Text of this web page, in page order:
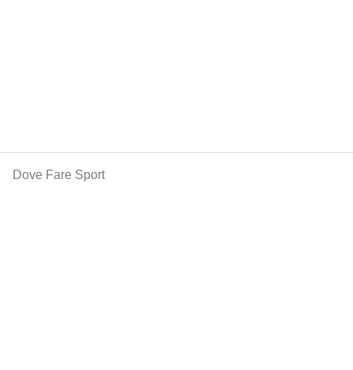
Dove Fare Sport